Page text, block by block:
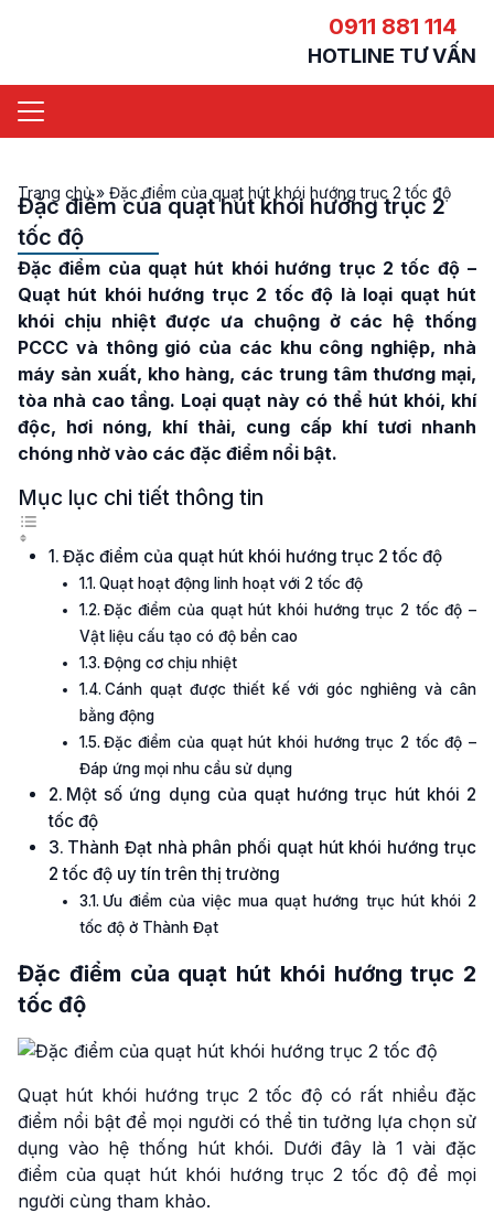
0911 881 114
HOTLINE TƯ VẤN
Trang chủ» Đặc điểm của quạt hút khói hướng trục 2 tốc độ
Đặc điểm của quạt hút khói hướng trục 2
tốc độ
Đặc điểm của quạt hút khói hướng trục 2 tốc độ –
Quạt hút khói hướng trục 2 tốc độ là loại quạt hút
khói chịu nhiệt được ưa chuộng ở các hệ thống
PCCC và thông gió của các khu công nghiệp, nhà
máy sản xuất, kho hàng, các trung tâm thương mại,
tòa nhà cao tầng. Loại quạt này có thể hút khói, khí
độc, hơi nóng, khí thải, cung cấp khí tươi nhanh
chóng nhờ vào các đặc điểm nổi bật.
Mục lục chi tiết thông tin
Đặc điểm của quạt hút khói hướng trục 2 tốc độ
Quạt hoạt động linh hoạt với 2 tốc độ
Đặc điểm của quạt hút khói hướng trục 2 tốc độ –
Vật liệu cấu tạo có độ bền cao
Động cơ chịu nhiệt
Cánh quạt được thiết kế với góc nghiêng và cân
bằng động
Đặc điểm của quạt hút khói hướng trục 2 tốc độ –
Đáp ứng mọi nhu cầu sử dụng
Một số ứng dụng của quạt hướng trục hút khói 2
tốc độ
Thành Đạt nhà phân phối quạt hút khói hướng trục
2 tốc độ uy tín trên thị trường
Ưu điểm của việc mua quạt hướng trục hút khói 2
tốc độ ở Thành Đạt
Đặc điểm của quạt hút khói hướng trục 2
tốc độ
Quạt hút khói hướng trục 2 tốc độ có rất nhiều đặc
điểm nổi bật để mọi người có thể tin tưởng lựa chọn sử
dụng vào hệ thống hút khói. Dưới đây là 1 vài đặc
điểm của quạt hút khói hướng trục 2 tốc độ để mọi
người cùng tham khảo.